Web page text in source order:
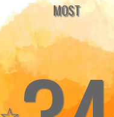
MOST